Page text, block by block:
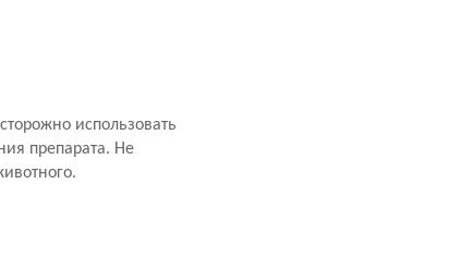
использовать
препарата. Не